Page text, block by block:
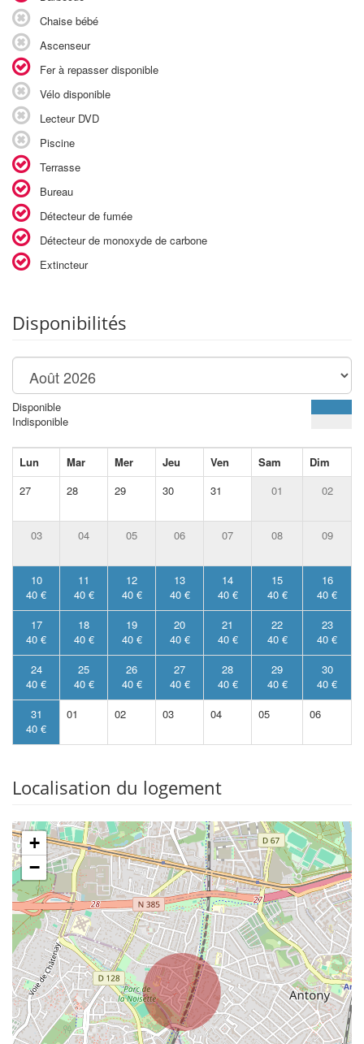
Chaise bébé
Ascenseur
Fer à repasser disponible
Vélo disponible
Lecteur DVD
Piscine
Terrasse
Bureau
Détecteur de fumée
Détecteur de monoxyde de carbone
Extincteur
Disponibilités
Disponible
Indisponible
Lun Mar Mer Jeu Ven Sam
Dim
27
28 29 30 31 01 02
03 04 05 06 07 08 09
10
40 €
11
40 €
12
40 €
13
40 €
14
40 €
15
40 €
16
40 €
17
40 €
18
40 €
19
40 €
20
40 €
21
40 €
22
40 €
23
40 €
24
40 €
25
40 €
26
40 €
27
40 €
28
40 €
29
40 €
30
40 €
31
40 €
01 02 03 04 05 06
Localisation du logement
+
−